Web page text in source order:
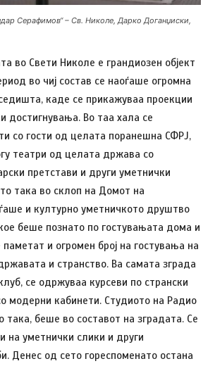
Серафимов“ – Св. Николе, Дарко Доганџиски,
во Свети Николе е грандиозен објект
во чиј состав се наоѓаше огромна
каде се прикажуваа проекции
достигнувања. Во таа хала се
со гости од целата поранешна СФРЈ,
театри од целата држава со
претстави и други уметнички
така во склоп на Домот на
и културно уметничкото друштво
беше познато по гостувањата дома и
паметат и огромен број на гостувања на
и странство. Ва самата зграда
се одржуваа курсеви по странски
модерни кабинети. Студиото на Радио
така, беше во составот на зградата. Се
на уметнички слики и други
Денес од сето гореспоменато остана